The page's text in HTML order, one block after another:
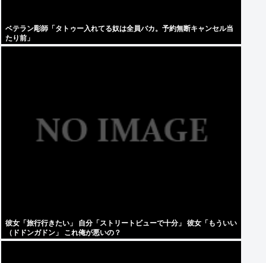
ベテラン彫師「タトゥー入れてる奴は全員バカ。予約無断キャンセル当
たり前」
彼女「旅行行きたい」 自分「ストリートビューで十分」 彼女「もういい
（ドドンガドン」 これ俺が悪いの？